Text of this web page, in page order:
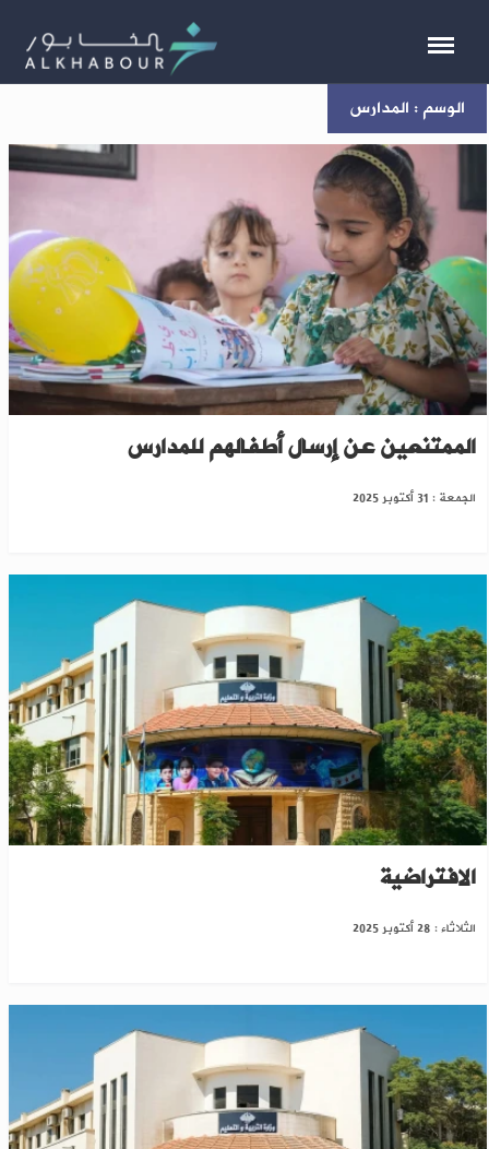
الوسم : المدارس
العدل السورية تفرض غرامات على أولياء الأمور
الممتنعين عن إرسال أطفالهم للمدارس
الجمعة : 31 أكتوبر 2025
التربية السورية تعترف بعشرات المدارس
الافتراضية
الثلاثاء : 28 أكتوبر 2025